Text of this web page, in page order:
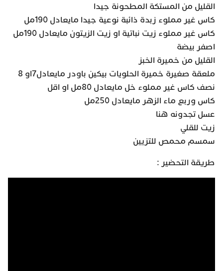
القليل من المستكة المطحونة جيدا
كاس غير مملوء زبدة ذائبة نوعية جيدا مايعادل 190مل
كاس غير مملوء زيت نباتية او زيت الزيتون مايعادل 190مل
اصفر بيضة
القليل من خميرة الخبز
ملعقة صغيرة خميرة الحلويات بيكين باودر مايعادل7او 8
نصف كاس غير مملوء خل مايعادل 80مل او اقل
كاس وربع ماء الزهر مايعادل 250مل
عسل تجدونه هنا
زيت للقلي
سمسم محمص للتزيين
طريقة التحضير :